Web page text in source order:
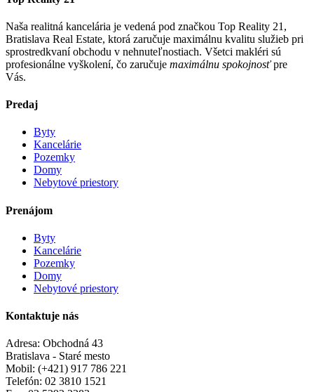
Naša realitná kancelária je vedená pod značkou Top Reality 21,
Bratislava Real Estate, ktorá zaručuje maximálnu kvalitu služieb pri
sprostredkvaní obchodu v nehnuteľnostiach. Všetci makléri sú
profesionálne vyškolení, čo zaručuje maximálnu spokojnosťpre
Vás.
Predaj
Byty
Kancelárie
Pozemky
Domy
Nebytové priestory
Prenájom
Byty
Kancelárie
Pozemky
Domy
Nebytové priestory
Kontaktuje nás
Adresa: Obchodná 43
Bratislava - Staré mesto
Mobil: (+421) 917 786 221
Telefón: 02 3810 1521